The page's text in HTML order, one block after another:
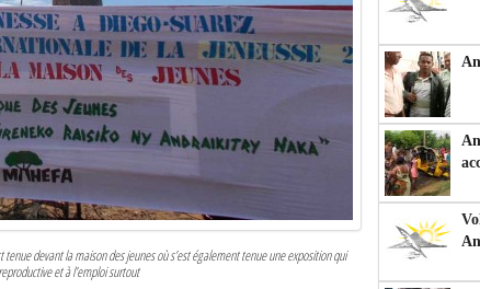
devant la maison des jeunes où s’est également tenue une exposition qui
et à l’emploi surtout